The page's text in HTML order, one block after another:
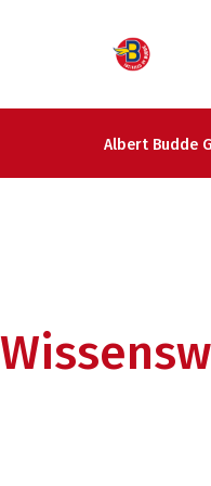
Albert Budde